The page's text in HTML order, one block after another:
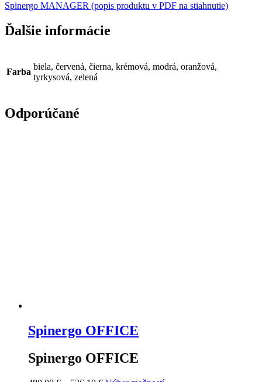
Spinergo MANAGER (popis produktu v PDF na stiahnutie)
Ďalšie informácie
Farba
biela, červená, čierna, krémová, modrá, oranžová,
tyrkysová, zelená
Odporúčané
Spinergo OFFICE
Spinergo OFFICE